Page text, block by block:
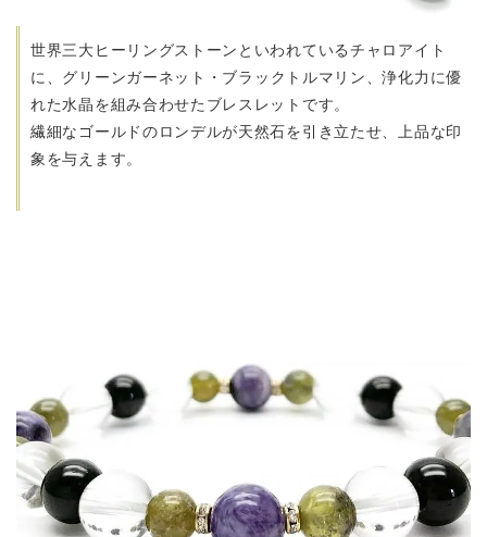
世界三大ヒーリングストーンといわれているチャロアイト
に、 グリーンガーネット・ブラックトルマリン、浄化力に優
れた水晶を組み合わせたブレスレットです。
繊細なゴールドのロンデルが天然石を引き立たせ、上品な印
象を与えます。